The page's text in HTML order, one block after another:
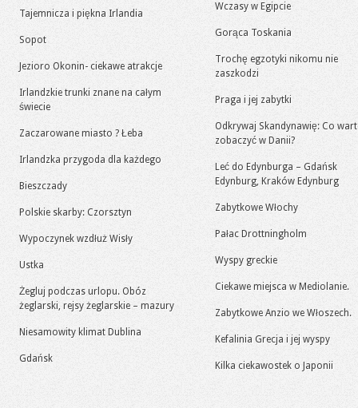
Tajemnicza i piękna Irlandia
Sopot
Jezioro Okonin- ciekawe atrakcje
Irlandzkie trunki znane na całym
świecie
Zaczarowane miasto ? Łeba
Irlandzka przygoda dla każdego
Bieszczady
Polskie skarby: Czorsztyn
Wypoczynek wzdłuż Wisły
Ustka
Żegluj podczas urlopu. Obóz
żeglarski, rejsy żeglarskie – mazury
Niesamowity klimat Dublina
Gdańsk
Wczasy w Egipcie
Gorąca Toskania
Trochę egzotyki nikomu nie
zaszkodzi
Praga i jej zabytki
Odkrywaj Skandynawię: Co
zobaczyć w Danii?
Leć do Edynburga – Gdańsk
Edynburg, Kraków Edynburg
Zabytkowe Włochy
Pałac Drottningholm
Wyspy greckie
Ciekawe miejsca w Mediolanie.
Zabytkowe Anzio we Włoszech.
Kefalinia Grecja i jej wyspy
Kilka ciekawostek o Japonii